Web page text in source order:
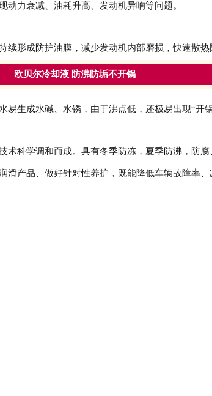
力衰减、油耗升高、发动机异响等问题。
形成防护油膜，减少发动机内部磨损，快速散热
欧贝尔冷却液 防沸防垢不开锅
生成水碱、水锈，由于沸点低，还极易出现“开锅
科学调和而成。具有冬季防冻，夏季防沸，防腐
产品、做好针对性养护，既能降低车辆故障率、